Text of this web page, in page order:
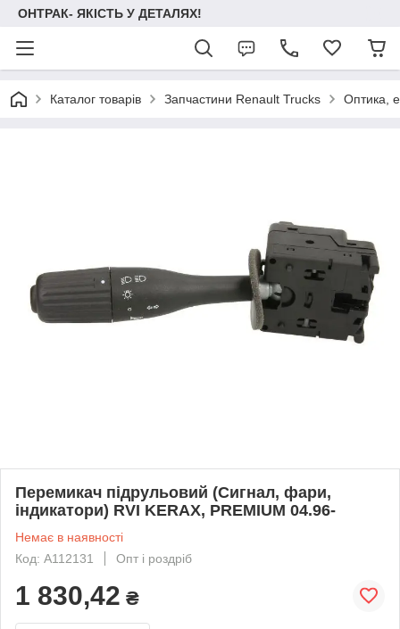
ОНТРАК- ЯКІСТЬ У ДЕТАЛЯХ!
Каталог товарів Запчастини Renault Trucks Оптика,
Перемикач підрульовий (Сигнал, фари,
індикатори) RVI KERAX, PREMIUM 04.96-
Немає в наявності
Код: A112131
Опт і роздріб
1 830,42 ₴